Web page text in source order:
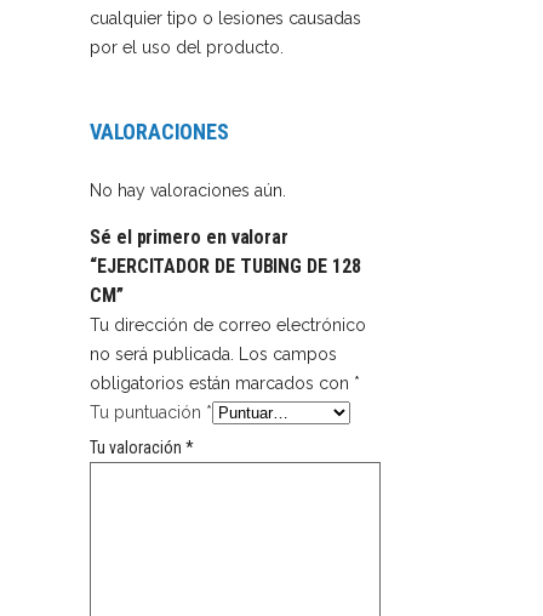
cualquier tipo o lesiones causadas
por el uso del producto.
VALORACIONES
No hay valoraciones aún.
Sé el primero en valorar
“EJERCITADOR DE TUBING DE 128
CM”
Tu dirección de correo electrónico
no será publicada. Los campos
obligatorios están marcados con *
Tu puntuación *
Tu valoración *